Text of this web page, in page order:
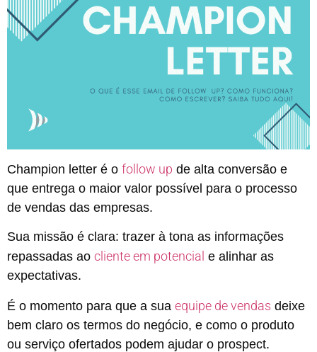
Champion letter é o follow up de alta conversão e
que entrega o maior valor possível para o processo
de vendas das empresas.
Sua missão é clara: trazer à tona as informações
repassadas ao cliente em potencial e alinhar as
expectativas.
É o momento para que a sua equipe de vendas deixe
bem claro os termos do negócio, e como o produto
ou serviço ofertados podem ajudar o prospect.